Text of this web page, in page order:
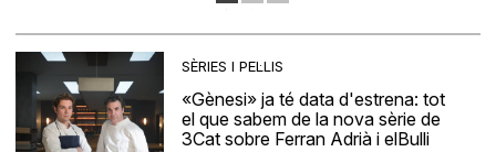
SÈRIES I PEL·LIS
«Gènesi» ja té data d'estrena: tot
el que sabem de la nova sèrie de
3Cat sobre Ferran Adrià i elBulli